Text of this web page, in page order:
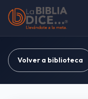
Volver a biblioteca